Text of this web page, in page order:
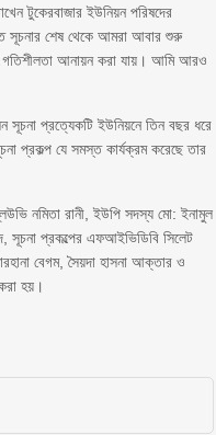
টুকেরবাজার ইউনিয়ন পরিষদের
সূচনার শেষ থেকে আমরা আবার শুরু
গতিশীলতা আনায়ন করা যায়। আমি আরও
সূচনা প্রত্যেকটি ইউনিয়নে তিন বছর ধরে
প্রকল্প যে সমস্ত কার্যক্রম করেছে তার
নমিতা রানী, ইউপি সদস্য মো: ইনামুল
সূচনা প্রকল্পের এফআইভিডিবি সিলেট
বেগম, সৈয়দা হাসনা আক্তার ও
হয়।